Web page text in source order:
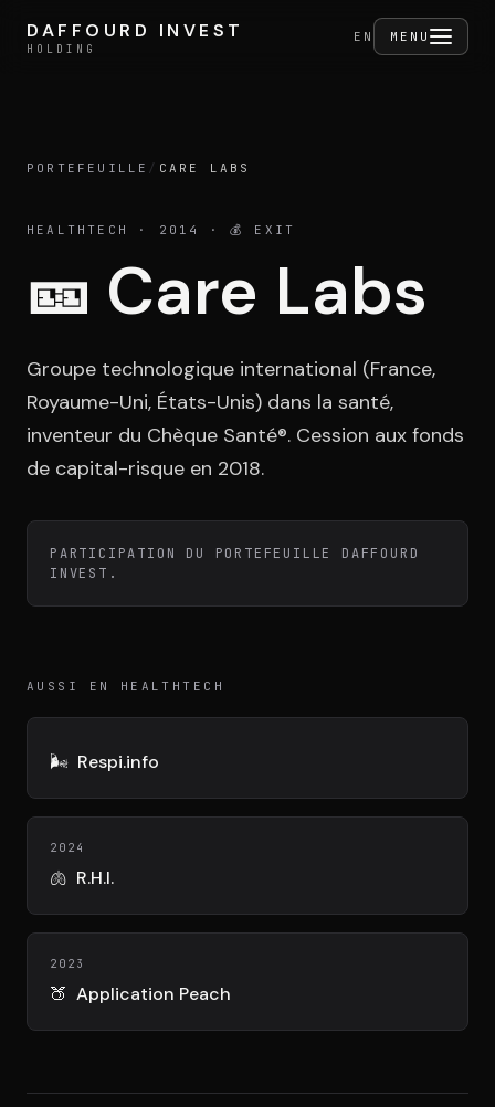
DAFFOURD INVEST
HOLDING
EN MENU
DAFFOURD INVEST
HOLDING
Portefeuille
Activités
Témoignages
Contact
LE GROUPE
VENTURE ARTISAN & STUDIO
DIMA
PORTEFEUILLE / CARE LABS
HEALTHTECH · 2014 · 💰 EXIT
🎫 Care Labs
Groupe technologique international (France,
Royaume-Uni, États-Unis) dans la santé,
inventeur du Chèque Santé®. Cession aux fonds
de capital-risque en 2018.
PARTICIPATION DU PORTEFEUILLE DAFFOURD
INVEST.
AUSSI EN HEALTHTECH
🌬️ Respi.info
2024
🫁 R.H.I.
2023
🍑 Application Peach